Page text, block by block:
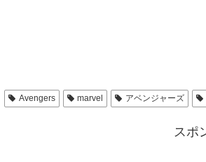
Avengers marvel アベンジャーズ
スポ